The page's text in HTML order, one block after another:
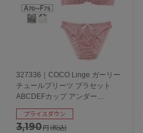
327336｜COCO Linge ガーリー
チュールプリーツ ブラセット
ABCDEFカップ アンダー
65/70/75cm
3,190円(税込)
プライスダウン